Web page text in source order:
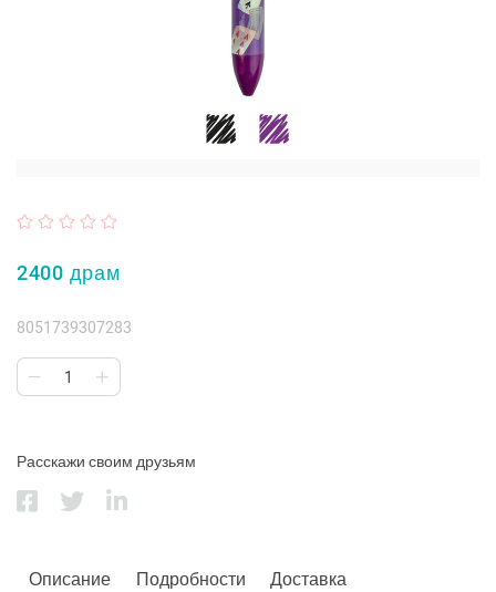
2400 драм
8051739307283
Расскажи своим друзьям
Описание Подробности Доставка